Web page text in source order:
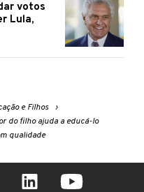
votos
Lula,
e Filhos
do filho ajuda a educá-lo
qualidade